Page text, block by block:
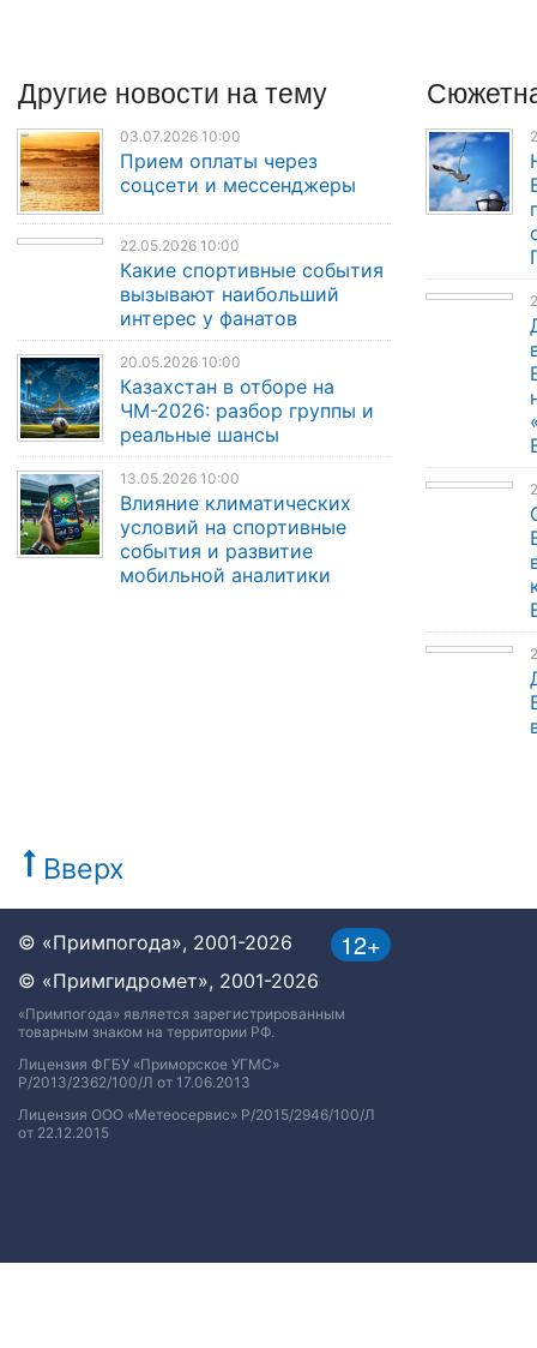
Другие новости на тему
03.07.2026 10:00
Прием оплаты через
соцсети и мессенджеры
22.05.2026 10:00
Какие спортивные события
вызывают наибольший
интерес у фанатов
20.05.2026 10:00
Казахстан в отборе на
ЧМ-2026: разбор группы и
реальные шансы
13.05.2026 10:00
Влияние климатических
условий на спортивные
события и развитие
мобильной аналитики
Вверх
12+
© «Примпогода», 2001-2026
© «Примгидромет», 2001-2026
«Примпогода» является зарегистрированным
товарным знаком на территории РФ.
Лицензия ФГБУ «Приморское УГМС»
Р/2013/2362/100/Л от 17.06.2013
Лицензия ООО «Метеосервис» Р/2015/2946/100/Л
от 22.12.2015